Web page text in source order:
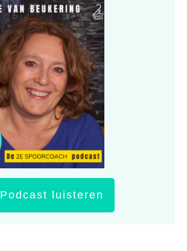
Podcast luisteren